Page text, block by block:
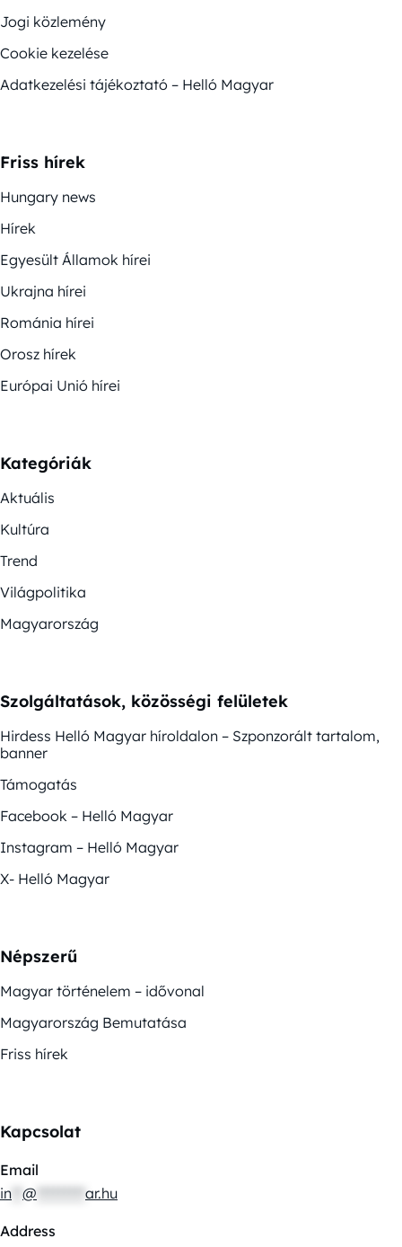
Jogi közlemény
Cookie kezelése
Adatkezelési tájékoztató – Helló Magyar
Friss hírek
Hungary news
Hírek
Egyesült Államok hírei
Ukrajna hírei
Románia hírei
Orosz hírek
Európai Unió hírei
Kategóriák
Aktuális
Kultúra
Trend
Világpolitika
Magyarország
Szolgáltatások, közösségi felületek
Hirdess Helló Magyar híroldalon – Szponzorált tartalom,
banner
Támogatás
Facebook – Helló Magyar
Instagram – Helló Magyar
X- Helló Magyar
Népszerű
Magyar történelem – idővonal
Magyarország Bemutatása
Friss hírek
Kapcsolat
Email
in @ ar.hu
Address